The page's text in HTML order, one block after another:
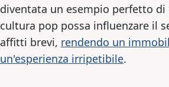
diventata un esempio perfetto di
cultura pop possa influenzare il
affitti brevi, rendendo un
un'esperienza irripetibile.